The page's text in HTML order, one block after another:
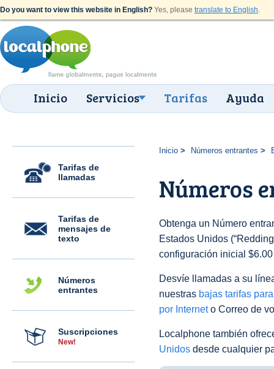
Do you want to view this website in English? Yes, please translate to English.
Inicio Servicios Tarifas Ayuda
Tarifas de
llamadas
Tarifas de
mensajes de
texto
Números
entrantes
Suscripciones
New!
Inicio Números entrantes
Números
Obtenga un Número
Estados Unidos
configuración inicial
Desvíe llamadas a su
nuestras bajas tarifas
por Interneto Correo de
Localphone también
Unidos desde cualquier